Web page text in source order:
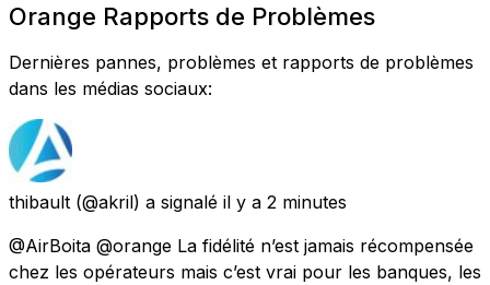
Orange Rapports de Problèmes
Dernières pannes, problèmes et rapports de problèmes
dans les médias sociaux:
thibault (@akril) a signalé il y a 2 minutes
@AirBoita @orange La fidélité n’est jamais récompensée
chez les opérateurs mais c’est vrai pour les banques, les